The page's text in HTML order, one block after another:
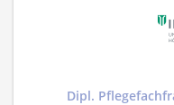
Dipl.